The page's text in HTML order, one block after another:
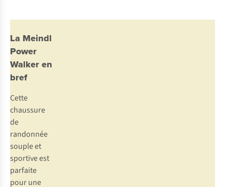
La Meindl
Power
Walker en
bref
Cette
chaussure
de
randonnée
souple et
sportive est
parfaite
pour une